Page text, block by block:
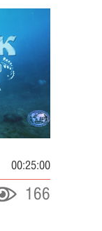
00:25:00
166